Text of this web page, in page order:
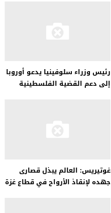
رئيس وزراء سلوفينيا يدعو أوروبا
إلى دعم القضية الفلسطينية
غوتيريس: العالم يبذل قصارى
جهده لإنقاذ الأرواح في قطاع غزة